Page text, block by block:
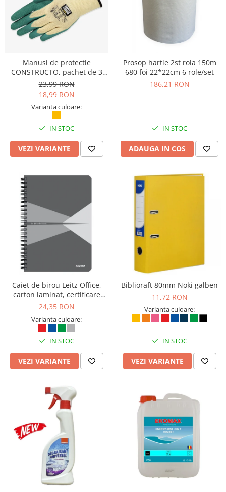
Manusi de protectie
CONSTRUCTO, pachet de 3
perechi, Safety Jogger
23,99 RON
18,99 RON
Varianta culoare:
IN STOC
VEZI VARIANTE
Prosop hartie 2st rola 150m
680 foi 22*22cm 6 role/set
186,21 RON
IN STOC
ADAUGA IN COS
Caiet de birou Leitz Office,
carton laminat, certificare
FSC, reciclabil, A5, 90 coli, cu
24,35 RON
Varianta culoare:
IN STOC
VEZI VARIANTE
Biblioraft 80mm Noki galben
11,72 RON
Varianta culoare:
IN STOC
VEZI VARIANTE